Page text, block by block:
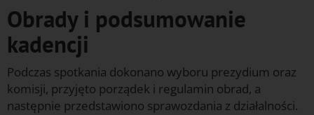
Obrady i podsumowanie
kadencji
Podczas spotkania dokonano wyboru prezydium oraz
komisji, przyjęto porządek i regulamin obrad, a
następnie przedstawiono sprawozdania z działalności.